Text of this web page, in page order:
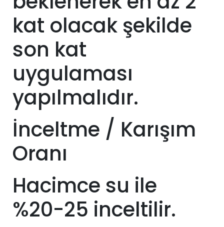
kat olacak şekilde
son kat
uygulaması
yapılmalıdır.
İnceltme / Karışım
Oranı
Hacimce su ile
%20-25 inceltilir.